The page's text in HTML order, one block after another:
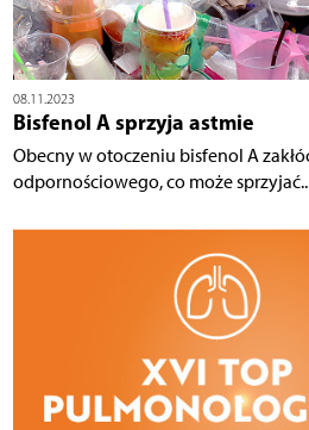
08.11.2023
Bisfenol A sprzyja astmie
Obecny w otoczeniu bisfenol A
odpornościowego, co może